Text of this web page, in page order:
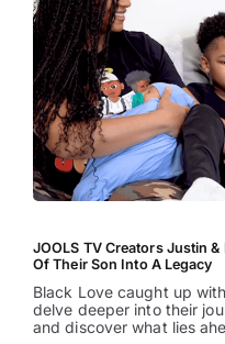
JOOLS TV Creators Justin
Of Their Son Into A Legacy
Black Love caught up
delve deeper into their
and discover what lies